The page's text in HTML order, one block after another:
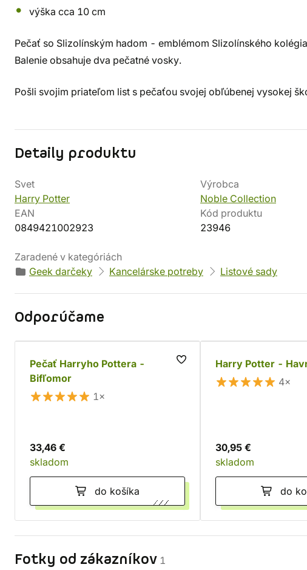
výška cca 10 cm
Pečať so Slizolínským hadom - emblémom Slizolínského
Balenie obsahuje dva pečatné vosky.
Pošli svojim priateľom list s pečaťou svojej obľúbenej vysokej
Detaily produktu
Svet
Harry Potter
Výrobca
Noble Collection
EAN
0849421002923
Kód produktu
23946
Zaradené v kategóriách
Geek darčeky
Kancelárske potreby Listové sady
Odporúčame
Pečať Harryho Pottera -
Bifľomor
1×
33,46 €
skladom
do košíka
Harry Potter -
4×
30,95 €
skladom
do
Fotky od zákazníkov 1